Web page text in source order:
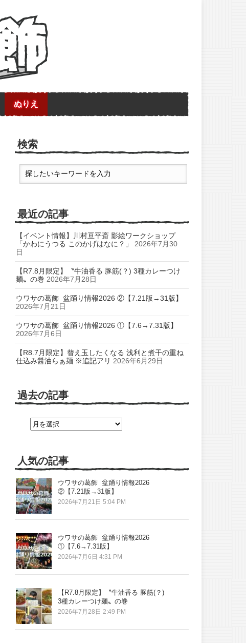
ぬりえ
検索
最近の記事
【イベント情報】川村亘平斎 影絵ワークショップ
「かわにうつる このかげはなに？」
2026年7月30
日
【R7.8月限定】〝牛油香る 豚筋(？) 3種カレーつけ
麺〟の巻 2026年7月28日
ウワサの葛飾 盆踊り情報2026 ②【7.21版→31版】
2026年7月21日
ウワサの葛飾 盆踊り情報2026 ①【7.6→7.31版】
2026年7月6日
【R8.7月限定】替え玉したくなる 浅利と煮干の重ね
仕込み醤油らぁ麺 ※追記アリ 2026年6月29日
過去の記事
人気の記事
ウワサの葛飾 盆踊り情報2026
②【7.21版→31版】
2026年7月21日 5:04 PM
ウワサの葛飾 盆踊り情報2026
①【7.6→7.31版】
2026年7月6日 4:31 PM
【R7.8月限定】〝牛油香る 豚筋(？)
3種カレーつけ麺〟の巻
2026年7月28日 2:49 PM